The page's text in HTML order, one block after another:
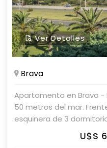
mantente activo en la
contarás con servicio
playa, así como acceso
interiorexterior,
experiencia de
Ver Detalles
Brava
Apartamento en Brava -
50 metros del mar.
esquinera de 3
servicio. - Cocina
Terraza con parrillero y
U$S